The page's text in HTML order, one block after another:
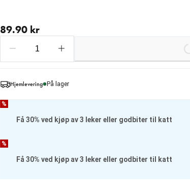
89.90 kr
Loading...
Hjemlevering På lager
%
Få 30% ved kjøp av 3 leker eller godbiter til katt
%
Få 30% ved kjøp av 3 leker eller godbiter til katt